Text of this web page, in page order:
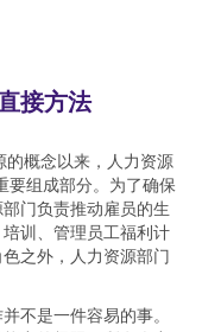
接方法
的概念以来，人力资源
要组成部分。为了确保
门负责推动雇员的生
训、管理员工福利计
之外，人力资源部门
不是一件容易的事。